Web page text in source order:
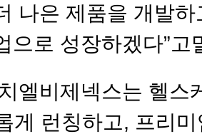
나은 제품을 개발
으로 성장하겠다”고
엘비제넥스는 헬스
게 런칭하고, 프리